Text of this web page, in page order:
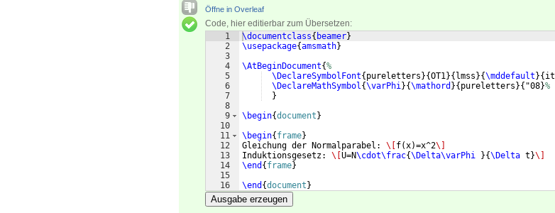
Öffne in Overleaf
Code, hier editierbar zum Übersetzen:
1
2
3
4
5
6
7
8
9
10
11
12
13
14
15
16
\documentclass{ beamer}
\usepackage{amsmath}
\AtBeginDocument{%
\DeclareSymbolFont{ pureletters }{OT1}{ lmss }{\mddefault }{ it
\DeclareMathSymbol{\varPhi}{\mathord }{ pureletters }{ "08}%
}
\begin{document }
\begin{ frame}
Gleichung der Normalparabel: \[ f(x)=x^2\]
Induktionsgesetz: \[ U=N\cdot\frac{\Delta\varPhi }{\Delta t }\]
\end { frame}
\end {document }
Ausgabe erzeugen